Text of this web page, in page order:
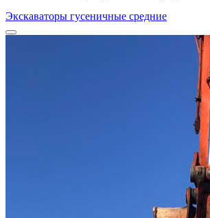
Экскаваторы гусеничные средние